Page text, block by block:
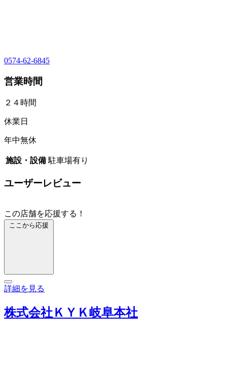
0574-62-6845
営業時間
２４時間
休業日
年中無休
施設・設備 駐車場有り
ユーザーレビュー
この店舗を応援する！
ここから応援
詳細を見る
株式会社ＫＹＫ岐阜本社